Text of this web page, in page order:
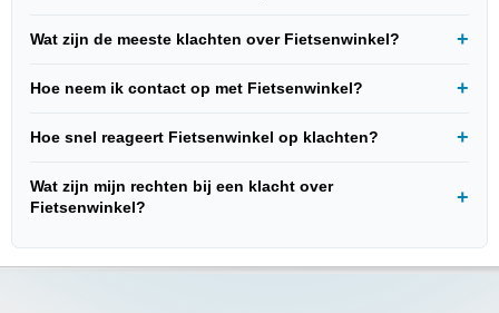
Wat zijn de meeste klachten over Fietsenwinkel?
Hoe neem ik contact op met Fietsenwinkel?
Hoe snel reageert Fietsenwinkel op klachten?
Wat zijn mijn rechten bij een klacht over
Fietsenwinkel?